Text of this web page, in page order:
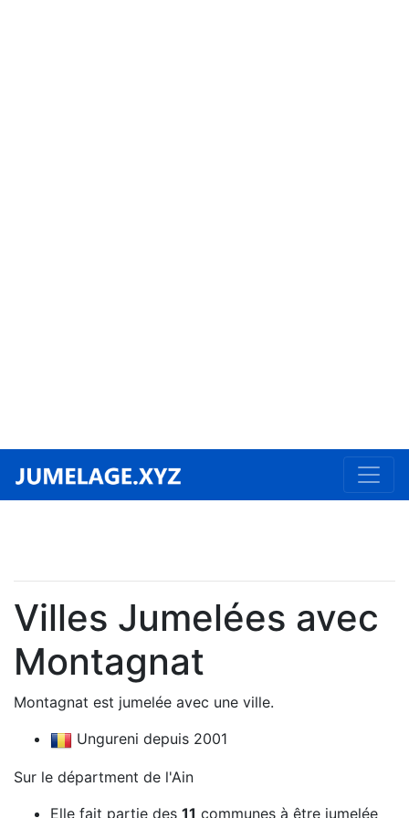
Villes Jumelées avec
Montagnat
Montagnat est jumelée avec une ville.
Ungureni depuis 2001
Sur le départment de l'Ain
Elle fait partie des 11 communes à être jumelée